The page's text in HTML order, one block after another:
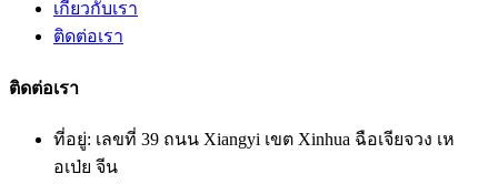
เกี่ยวกับเรา
ติดต่อเรา
ติดต่อเรา
ที่อยู่: เลขที่ 39 ถนน Xiangyi เขต Xinhua ฉือเจียจวง เห
อเป่ย จีน